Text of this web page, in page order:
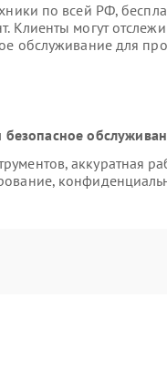
по всей РФ,
могут
обслуживание для
аккуратная